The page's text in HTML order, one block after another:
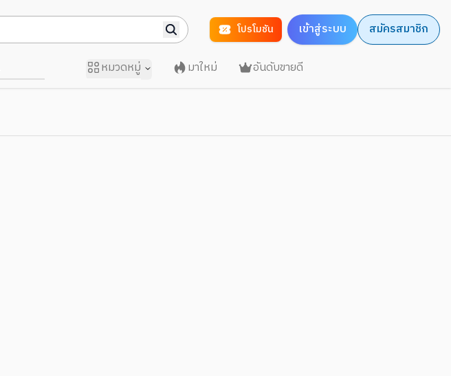
โปรโมชัน เข้าสู่ระบบ สมัครสมาชิก
หมวดหมู่ มาใหม่ อันดับขายดี